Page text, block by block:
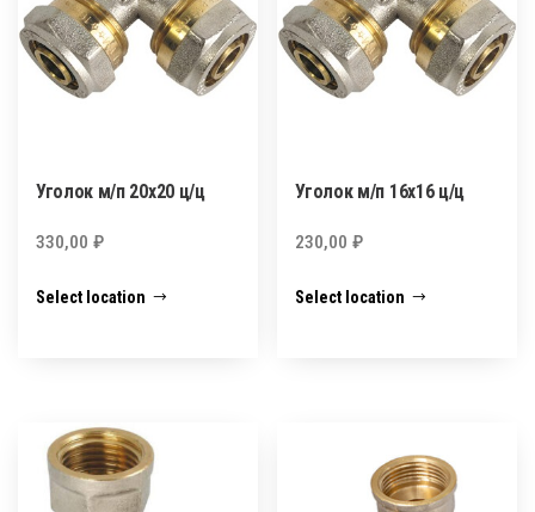
Уголок м/п 20х20 ц/ц
330,00 ₽
Select location
Уголок м/п 16х16 ц/ц
230,00₽
Select location